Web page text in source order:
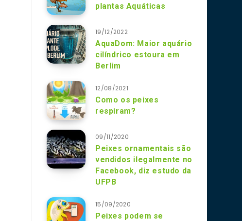
plantas Aquáticas
19/12/2022
AquaDom: Maior aquário
cilíndrico estoura em
Berlim
12/08/2021
Como os peixes
respiram?
09/11/2020
Peixes ornamentais são
vendidos ilegalmente no
Facebook, diz estudo da
UFPB
15/09/2020
Peixes podem se